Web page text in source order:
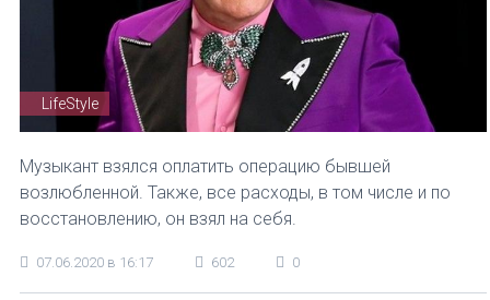
LifeStyle
Музыкант взялся оплатить операцию бывшей
возлюбленной. Также, все расходы, в том числе и по
восстановлению, он взял на себя.
07.06.2020 в 16:17 602 0